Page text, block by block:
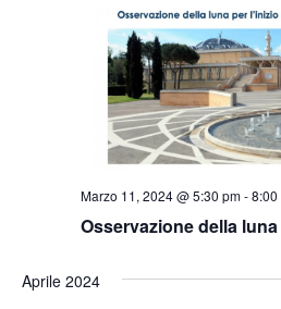
Osservazione della luna
Marzo 11, 2024 @ 5:30 pm-8:00
Aprile 2024